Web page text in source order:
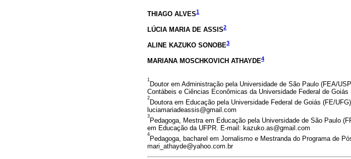
THIAGO ALVES1
LÚCIA MARIA DE ASSIS2
ALINE KAZUKO SONOBE3
MARIANA MOSCHKOVICH ATHAYDE4
1
Doutor em Administração pela Universidade de São Paulo (FEA/
Contábeis e Ciências Econômicas da Universidade Federal de
2
Doutora em Educação pela Universidade Federal de Goiás (FE/
luciamariadeassis@gmail.com
3
Pedagoga, Mestra em Educação pela Universidade de São Paulo
em Educação da UFPR. E-mail: kazuko.as@gmail.com
4
Pedagoga, bacharel em Jornalismo e Mestranda do Programa de
mari_athayde@yahoo.com.br